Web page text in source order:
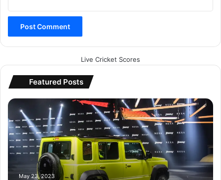
Live Cricket Scores
Featured Posts
मा
ति
जि
म्नी
भा
May 23, 2023